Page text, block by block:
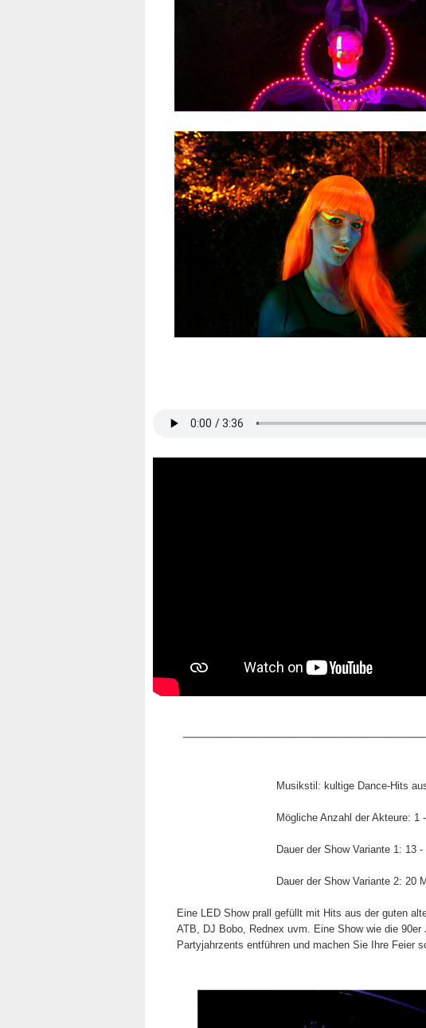
Musikstil: kultige Dance-Hits
Mögliche Anzahl der Akteure: 1
Dauer der Show Variante 1: 13
Dauer der Show Variante 2: 20
Eine LED Show prall gefüllt mit Hits aus der guten
ATB, DJ Bobo, Rednex uvm. Eine Show wie die
Partyjahrzents entführen und machen Sie Ihre Feier